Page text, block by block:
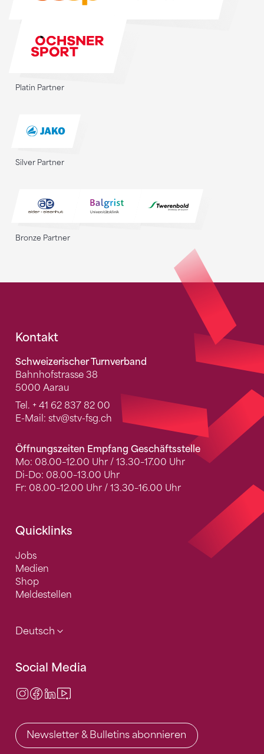
Platin Partner
Silver Partner
Bronze Partner
Fusszeile
Kontakt
Schweizerischer Turnverband
Bahnhofstrasse 38
5000 Aarau
Tel. + 41 62 837 82 00
E-Mail: stv@stv-fsg.ch
Öffnungszeiten Empfang Geschäftsstelle
Mo: 08.00–12.00 Uhr / 13.30–17.00 Uhr
Di-Do: 08.00–13.00 Uhr
Fr: 08.00–12.00 Uhr / 13.30–16.00 Uhr
Quicklinks
Jobs
Medien
Shop
Meldestellen
Deutsch
Social Media
Instagram
Facebook
LinkedIn
Newsletter & Bulletins abonnieren